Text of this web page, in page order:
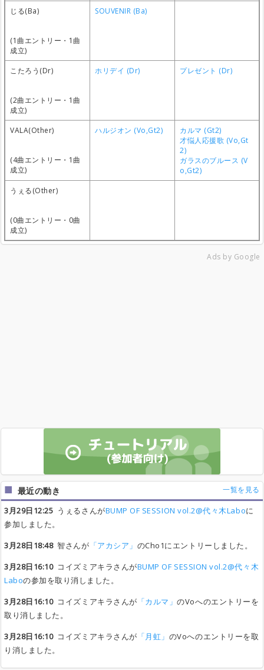
じる(Ba)
(1曲エントリー・1曲
成立)
SOUVENIR (Ba)
こたろう(Dr)
(2曲エントリー・1曲
成立)
ホリデイ (Dr) プレゼント (Dr)
VALA(Other)
(4曲エントリー・1曲
成立)
ハルジオン (Vo,Gt2)
カルマ (Gt2)
才悩人応援歌 (Vo,Gt
2)
ガラスのブルース (V
o,Gt2)
うぇる(Other)
(0曲エントリー・0曲
成立)
Ads by Google
最近の動き 一覧を見る
3月29日12:25 うぇるさんがBUMP OF SESSION vol.2@代々木Laboに
参加しました。
3月28日18:48智さんが 「アカシア」 のCho1にエントリーしました。
3月28日16:10コイズミアキラさんがBUMP OF SESSION vol.2@代々木
Laboの参加を取り消しました。
3月28日16:10コイズミアキラさんが 「カルマ」のVoへのエントリーを
取り消しました。
3月28日16:10コイズミアキラさんが 「月虹」 のVoへのエントリーを取
り消しました。